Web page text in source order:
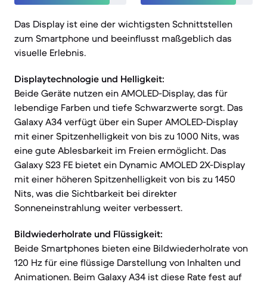
Das Display ist eine der wichtigsten Schnittstellen
zum Smartphone und beeinflusst maßgeblich das
visuelle Erlebnis.
Displaytechnologie und Helligkeit:
Beide Geräte nutzen ein AMOLED-Display, das für
lebendige Farben und tiefe Schwarzwerte sorgt. Das
Galaxy A34 verfügt über ein Super AMOLED-Display
mit einer Spitzenhelligkeit von bis zu 1000 Nits, was
eine gute Ablesbarkeit im Freien ermöglicht. Das
Galaxy S23 FE bietet ein Dynamic AMOLED 2X-Display
mit einer höheren Spitzenhelligkeit von bis zu 1450
Nits, was die Sichtbarkeit bei direkter
Sonneneinstrahlung weiter verbessert.
Bildwiederholrate und Flüssigkeit:
Beide Smartphones bieten eine Bildwiederholrate von
120 Hz für eine flüssige Darstellung von Inhalten und
Animationen. Beim Galaxy A34 ist diese Rate fest auf